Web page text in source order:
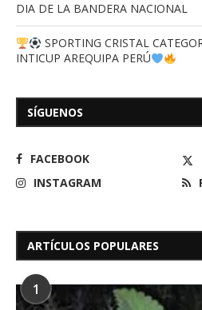
DIA DE LA BANDERA NACIONAL
SPORTING CRISTAL
INTICUP AREQUIPA PERÚ
SÍGUENOS
FACEBOOK
INSTAGRAM
ARTÍCULOS POPULARES
1